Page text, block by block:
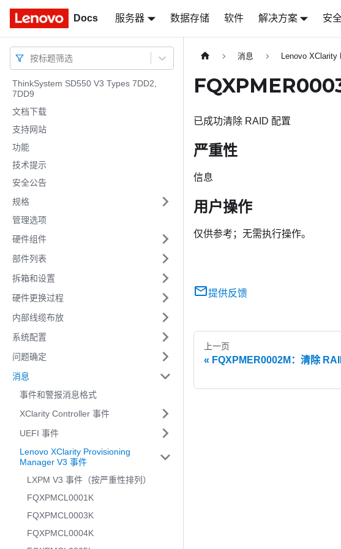
Docs 服务器 数据存储 软件 解决方案 安
Docs
按标题筛选
ThinkSystem SD550 V3 Types 7DD2,
7DD9
文档下载
支持网站
功能
技术提示
安全公告
规格
管理选项
硬件组件
部件列表
拆箱和设置
硬件更换过程
内部线缆布放
系统配置
问题确定
消息
事件和警报消息格式
XClarity Controller 事件
UEFI 事件
Lenovo XClarity Provisioning
Manager V3 事件
LXPM V3 事件（按严重性排列）
FQXPMCL0001K
FQXPMCL0003K
FQXPMCL0004K
消息 Lenovo XClarity
已成功清除 RAID 配置
严重性
信息
用户操作
仅供参考；无需执行操作。
提供反馈
上一页
FQXPMER0002M：清除